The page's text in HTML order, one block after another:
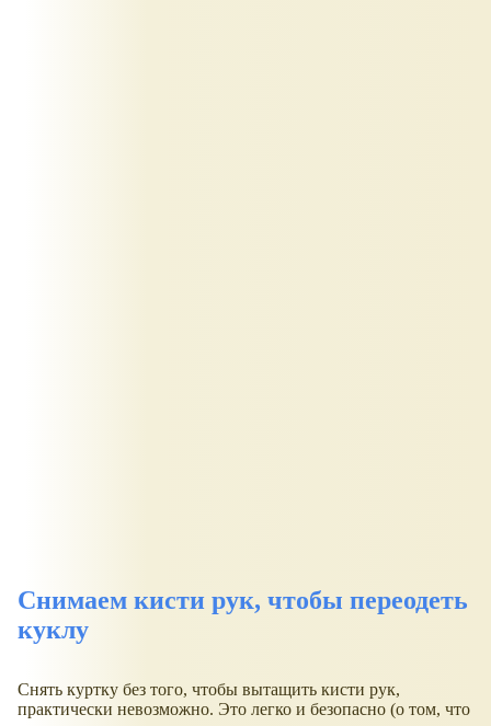
Снимаем кисти рук, чтобы переодеть
куклу
Снять куртку без того, чтобы вытащить кисти рук,
практически невозможно. Это легко и безопасно (о том, что